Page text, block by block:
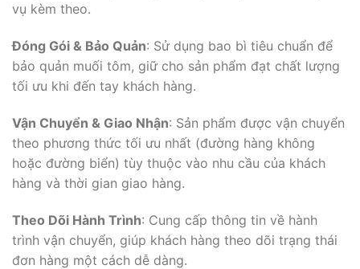
vụ kèm theo.
Đóng Gói & Bảo Quản: Sử dụng bao bì tiêu chuẩn để
bảo quản muối tôm, giữ cho sản phẩm đạt chất lượng
tối ưu khi đến tay khách hàng.
Vận Chuyển & Giao Nhận: Sản phẩm được vận chuyển
theo phương thức tối ưu nhất (đường hàng không
hoặc đường biển) tùy thuộc vào nhu cầu của khách
hàng và thời gian giao hàng.
Theo Dõi Hành Trình: Cung cấp thông tin về hành
trình vận chuyển, giúp khách hàng theo dõi trạng thái
đơn hàng một cách dễ dàng.